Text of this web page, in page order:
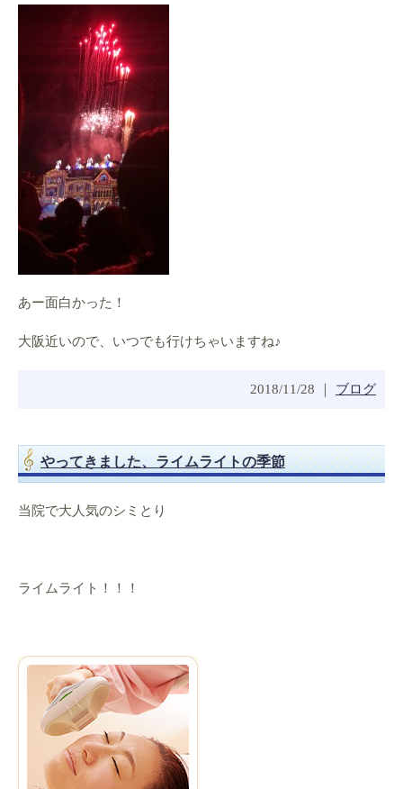
あー面白かった！
大阪近いので、いつでも行けちゃいますね♪
2018/11/28 ｜ ブログ
やってきました、ライムライトの季節
当院で大人気のシミとり
ライムライト！！！